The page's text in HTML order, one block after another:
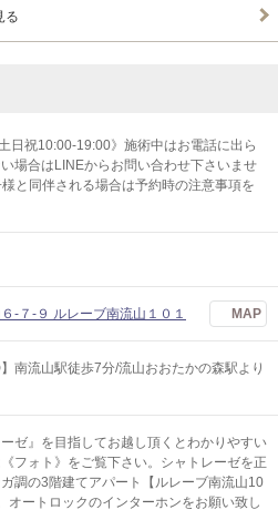
る
日祝10:00-19:00》施術中はお電話に出ら
場合はLINEからお問い合わせ下さいませ
様と同伴される場合は予約時の注意事項を
-７-９ ルレーブ南流山１０１ MAP
南流山駅徒歩7分/流山おおたかの森駅より
ゼ』を目指してお越し頂くとわかりやすい
フォト》をご覧下さい。シャトレーゼを正
調の3階建てアパート【ルレーブ南流山10
オートロックのインターホンをお願い致し